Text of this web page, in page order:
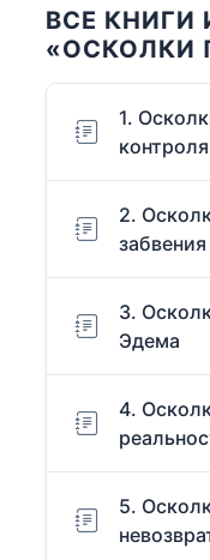
ВСЕ КНИГИ
«ОСКОЛКИ
1.
контроля
2.
забвения
3.
Эдема
4.
5.